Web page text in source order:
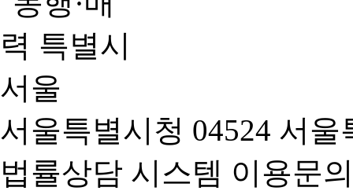
서울특별시청 04524 서
법률상담 시스템 이용문